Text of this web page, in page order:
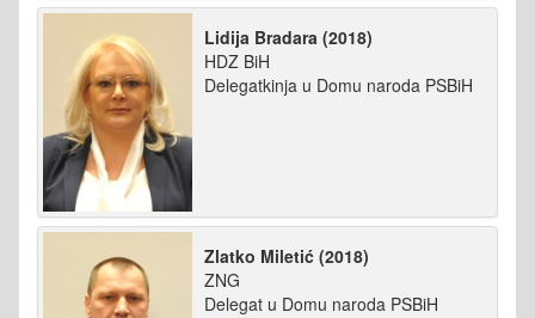
Lidija Bradara (2018)
HDZ BiH
Delegatkinja u Domu naroda PSBiH
Zlatko Miletić (2018)
ZNG
Delegat u Domu naroda PSBiH